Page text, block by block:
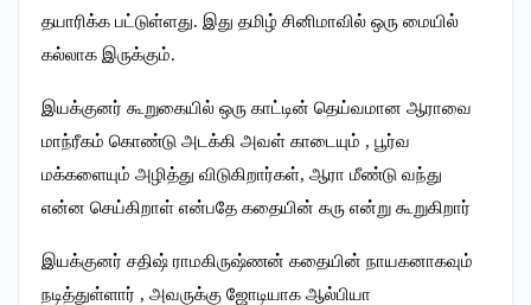
தயாரிக்க பட்டுள்ளது. இது தமிழ் சினிமாவில் ஒரு மையில்
கல்லாக இருக்கும்.
இயக்குனர் கூறுகையில் ஒரு காட்டின் தெய்வமான ஆராவை
மாந்ரீகம் கொண்டு அடக்கி அவள் காடையும் , பூர்வ
மக்களையும் அழித்து விடுகிறார்கள், ஆரா மீண்டு வந்து
என்ன செய்கிறாள் என்பதே கதையின் கரு என்று கூறுகிறார்
இயக்குனர் சதிஷ் ராமகிருஷ்ணன் கதையின் நாயகனாகவும்
நடித்துள்ளார் , அவருக்கு ஜோடியாக ஆல்பியா